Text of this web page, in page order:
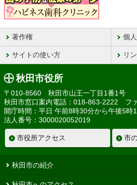
著作権 個
サイトの使い方 リ
秋田市役所
〒010-8560 秋田市山王一丁目1番1号
秋田市窓口案内電話：018-863-2222 フ
開庁時間：平日 午前8時30分から午後5時
法人番号：3000020052019
市役所アクセス 市
秋田市の紹介